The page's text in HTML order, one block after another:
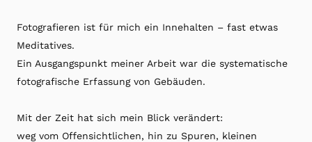
Fotografieren ist für mich ein Innehalten – fast etwas
Meditatives.
Ein Ausgangspunkt meiner Arbeit war die systematische
fotografische Erfassung von Gebäuden.
Mit der Zeit hat sich mein Blick verändert:
weg vom Offensichtlichen, hin zu Spuren, kleinen